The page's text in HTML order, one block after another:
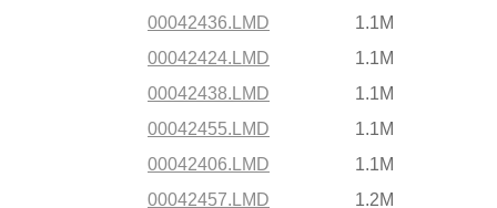
00042436.LMD
1.1M
00042424.LMD
1.1M
00042438.LMD
1.1M
00042455.LMD
1.1M
00042406.LMD
1.1M
00042457.LMD
1.2M